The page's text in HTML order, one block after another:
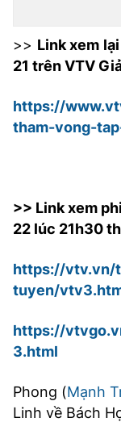
>> Link xem
21 trên VTV
https://
tham-vong-
>> Link xem
22 lúc 21h30
https://vtv.vn/
tuyen/
https://
3.html
Phong (Mạnh
Linh về Bách